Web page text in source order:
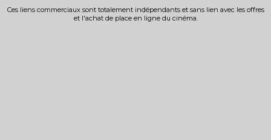
Ces liens commerciaux sont totalement indépendants et sans lien avec les offres
et l'achat de place en ligne du cinéma.